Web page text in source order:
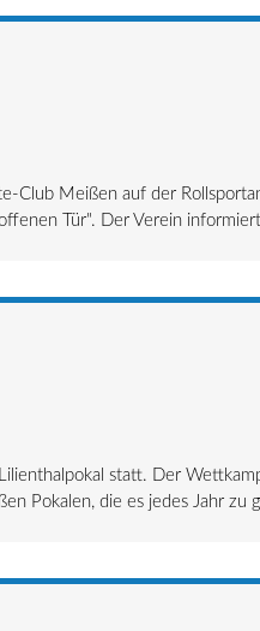
Club Meißen auf der
Tür". Der Verein
statt. Der
Pokalen, die es jedes Jahr